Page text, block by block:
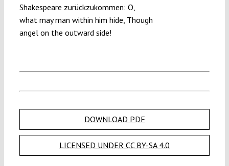
Shakespeare zurückzukommen: O,
what may man within him hide, Though
angel on the outward side!
DOWNLOAD PDF
LICENSED UNDER CC BY-SA 4.0